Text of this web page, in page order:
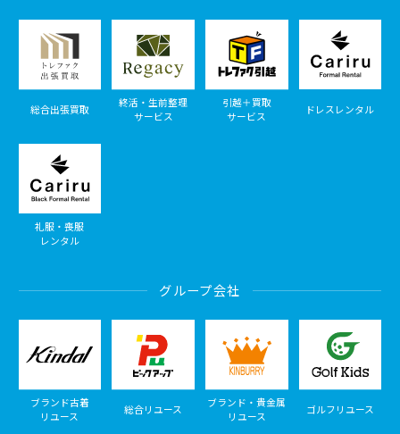
総合出張買取
終活・生前整理
サービス
引越＋買取
サービス
ドレスレンタル
礼服・喪服
レンタル
グループ会社
ブランド古着
リユース
総合リユース
ブランド・貴金属
リユース
ゴルフリユース